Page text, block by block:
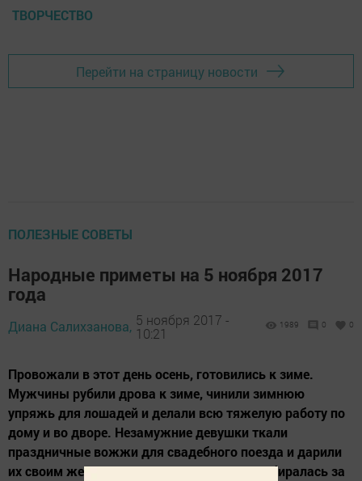
ТВОРЧЕСТВО
Перейти на страницу новости
ПОЛЕЗНЫЕ СОВЕТЫ
Народные приметы на 5 ноября 2017
года
Диана Салихзанова, 5 ноября 2017 -
10:21
1989 0 0
Провожали в этот день осень, готовились к зиме.
Мужчины рубили дрова к зиме, чинили зимнюю
упряжь для лошадей и делали всю тяжелую работу по
дому и во дворе. Незамужние девушки ткали
праздничные вожжи для свадебного поезда и дарили
их своим женихам. Вечерами вся семья собиралась за